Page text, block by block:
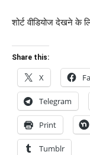
शोर्ट वीडियोज देखने के
Share this:
X
Telegram
Print
Tumblr